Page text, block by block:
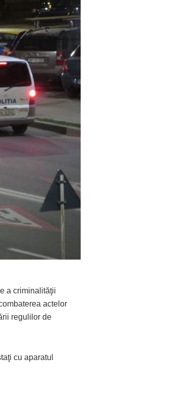
a criminalităţii
actelor
regulilor de
cu aparatul